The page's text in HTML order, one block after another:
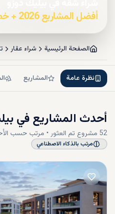
أفضل المشاريع 2026 + خطط السداد
الصفحة الرئيسية شراء عقار
نظرة عامة المشاريع
أحدث المشاريع في
52 مشروع تم العثور • مرتب حسب
مرتب بالذكاء الاصطناعي